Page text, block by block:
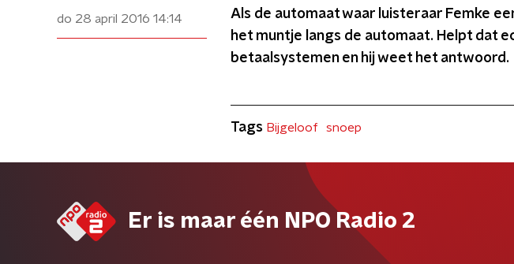
do 28 april 2016 14:14
Als de automaat waar luisteraar Femke
het muntje langs de automaat. Helpt dat
betaalsystemen en hij weet het antwoord.
Tags Bijgeloof snoep
Er is maar één NPO Radio 2